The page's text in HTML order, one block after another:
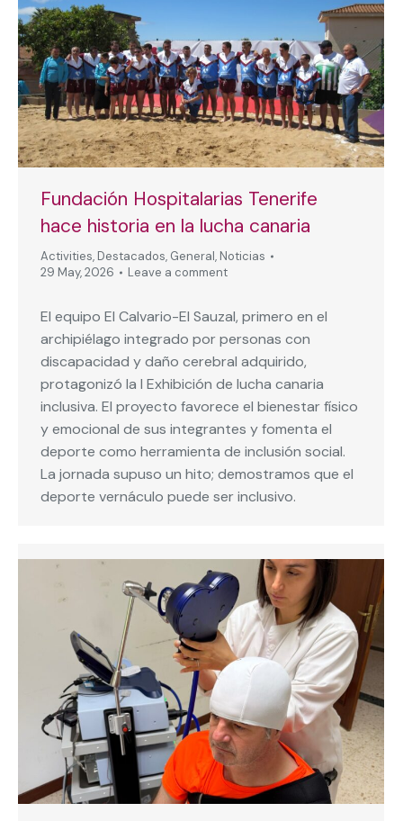
Fundación Hospitalarias Tenerife
hace historia en la lucha canaria
Activities, Destacados, General, Noticias
29 May, 2026
Leave a comment
El equipo El Calvario-El Sauzal, primero en el
archipiélago integrado por personas con
discapacidad y daño cerebral adquirido,
protagonizó la I Exhibición de lucha canaria
inclusiva. El proyecto favorece el bienestar físico
y emocional de sus integrantes y fomenta el
deporte como herramienta de inclusión social.
La jornada supuso un hito; demostramos que el
deporte vernáculo puede ser inclusivo.